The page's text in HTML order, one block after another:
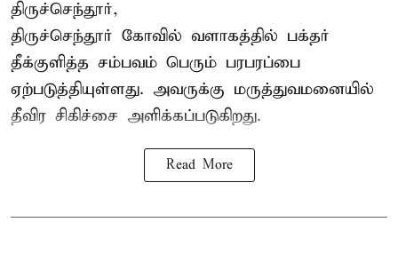
திருச்செந்தூர்,
திருச்செந்தூர் கோவில் வளாகத்தில் பக்தர்
தீக்குளித்த சம்பவம் பெரும் பரபரப்பை
ஏற்படுத்தியுள்ளது. அவருக்கு மருத்துவமனையில்
தீவிர சிகிச்சை அளிக்கப்படுகிறது.
Read More